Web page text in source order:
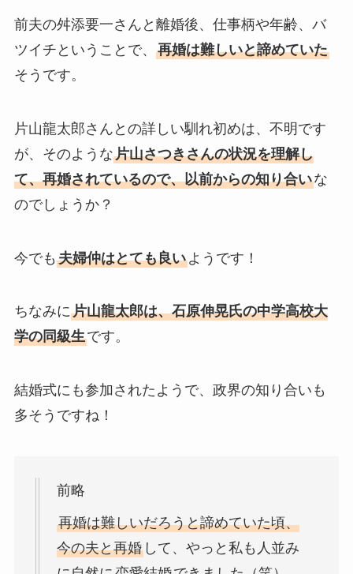
前夫の舛添要一さんと離婚後、仕事柄や年齢、バ
ツイチということで、 再婚は難しいと諦めていた
そうです。
片山龍太郎さんとの詳しい馴れ初めは、不明です
が、そのような片山さつきさんの状況を理解し
て、再婚されているので、以前からの知り合いな
のでしょうか？
今でも 夫婦仲はとても良いようです！
ちなみに片山龍太郎は、石原伸晃氏の中学高校大
学の同級生です。
結婚式にも参加されたようで、政界の知り合いも
多そうですね！
前略
再婚は難しいだろうと諦めていた頃、
今の夫と再婚して、やっと私も人並み